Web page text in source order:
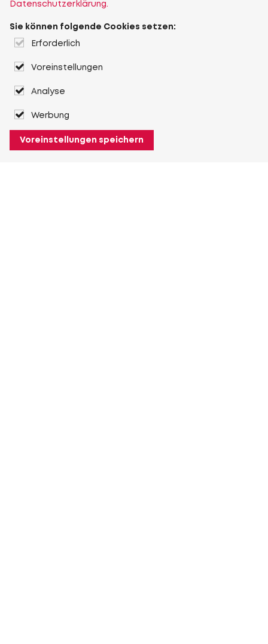
Datenschutzerklärung.
Sie können folgende Cookies setzen:
Erforderlich
Voreinstellungen
Analyse
Werbung
Voreinstellungen speichern